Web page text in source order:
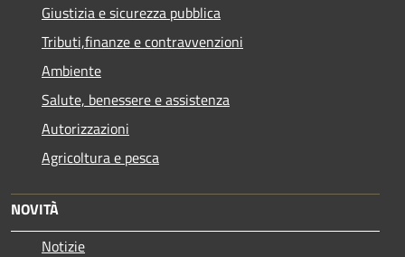
Giustizia e sicurezza pubblica
Tributi,finanze e contravvenzioni
Ambiente
Salute, benessere e assistenza
Autorizzazioni
Agricoltura e pesca
NOVITÀ
Notizie